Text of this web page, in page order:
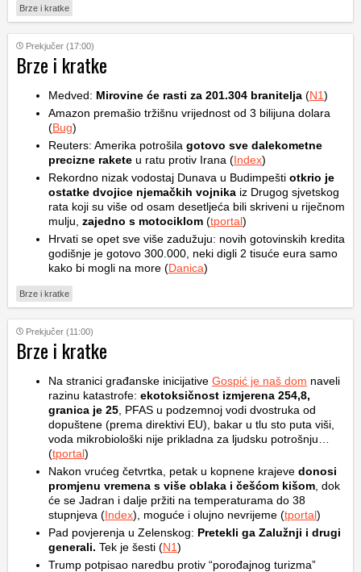
Brze i kratke
Prekjučer (17:00)
Brze i kratke
Medved: Mirovine će rasti za 201.304 branitelja (N1)
Amazon premašio tržišnu vrijednost od 3 bilijuna dolara
(Bug)
Reuters: Amerika potrošila gotovo sve dalekometne
precizne rakete u ratu protiv Irana (Index)
Rekordno nizak vodostaj Dunava u Budimpešti otkrio je
ostatke dvojice njemačkih vojnika iz Drugog sjvetskog
rata koji su više od osam desetljeća bili skriveni u riječnom
mulju, zajedno s motociklom (tportal)
Hrvati se opet sve više zadužuju: novih gotovinskih kredita
godišnje je gotovo 300.000, neki digli 2 tisuće eura samo
kako bi mogli na more (Danica)
Brze i kratke
Prekjučer (11:00)
Brze i kratke
Na stranici građanske inicijative Gospić je naš dom naveli
razinu katastrofe: ekotoksičnost izmjerena 254,8,
granica je 25 , PFAS u podzemnoj vodi dvostruka od
dopuštene (prema direktivi EU), bakar u tlu sto puta viši,
voda mikrobiološki nije prikladna za ljudsku potrošnju…
(tportal)
Nakon vrućeg četvrtka, petak u kopnene krajeve donosi
promjenu vremena s više oblaka i češćom kišom , dok
će se Jadran i dalje pržiti na temperaturama do 38
stupnjeva (Index), moguće i olujno nevrijeme (tportal)
Pad povjerenja u Zelenskog: Pretekli ga Zalužnji i drugi
generali. Tek je šesti (N1)
Trump potpisao naredbu protiv “porođajnog turizma”